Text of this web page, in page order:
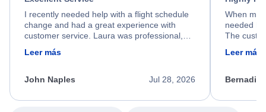
I recently needed help with a flight schedule
change and had a great experience with
customer service. Laura was professional,
friendly, and very helpful throughout the
process. She quickly found a solution and
appreciate her excellent service.
Leer más
Jul 28, 2026
John Naples
When my
needed
The
calm,
my issue.
Leer más